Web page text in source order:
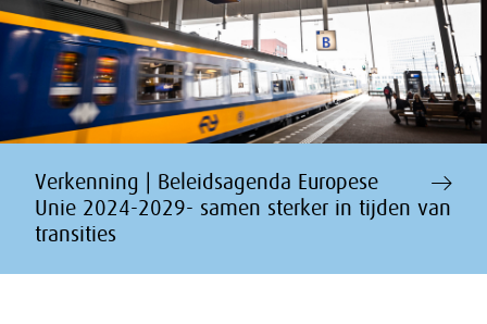
Verkenning | Beleidsagenda Europese
Unie 2024-2029- samen sterker in tijden van
transities